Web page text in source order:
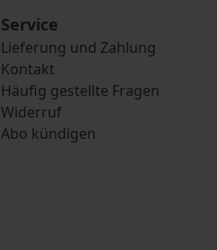
Service
Lieferung und Zahlung
Kontakt
Häufig gestellte Fragen
Widerruf
Abo kündigen